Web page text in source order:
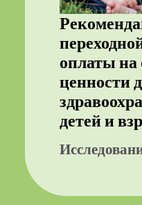
оплаты на
ценности
детей и